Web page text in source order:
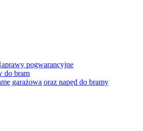
pogwarancyjne
do bram
garażową oraz napęd do bramy